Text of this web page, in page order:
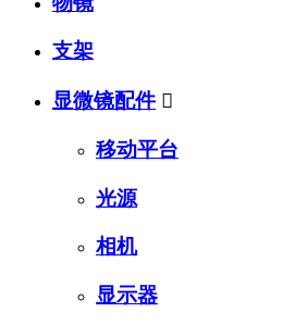
支架
显微镜配件 
移动平台
光源
相机
显示器